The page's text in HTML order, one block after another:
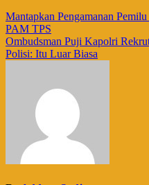
Navigasi
pos
Mantapkan Pengamanan
PAM TPS
Ombudsman Puji Kapolri
Polisi: Itu Luar Biasa